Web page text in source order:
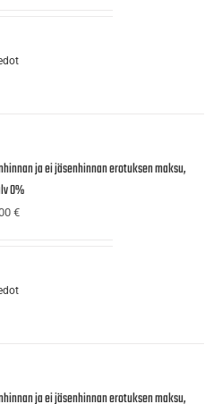
ja ei jäsenhinnan erotuksen maksu,
0%
€
ja ei jäsenhinnan erotuksen maksu,